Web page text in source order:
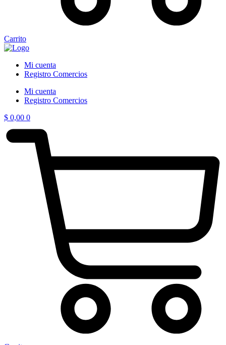
Carrito
Mi cuenta
Registro Comercios
Mi cuenta
Registro Comercios
$ 0,00 0